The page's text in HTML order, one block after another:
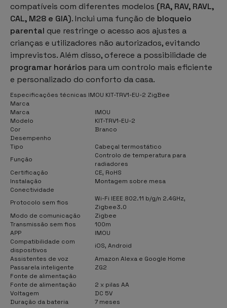
compatíveis com diferentes modelos (RA, RAV, RAVL,
CAL, M28 e GIA). Inclui uma função de bloqueio
parental que restringe o acesso aos ajustes a
crianças e utilizadores não autorizados, evitando
imprevistos. Além disso, oferece a possibilidade de
programar horários para um controlo mais eficiente
e personalizado do conforto da casa.
Especificações técnicas IMOU KIT-TRV1-EU-2 ZigBee
Marca
Marca
IMOU
Modelo
KIT-TRV1-EU-2
Cor
Branco
Desempenho
Tipo
Cabeçal termostático
Função
Controlo de temperatura para
radiadores
Certificação
CE, RoHS
Instalação
Montagem sobre mesa
Conectividade
Protocolo sem fios
Wi-Fi IEEE 802.11 b/g/n 2.4GHz,
Zigbee3.0
Modo de comunicação
Zigbee
Transmissão sem fios
100m
APP
IMOU
Compatibilidade com
dispositivos
iOS, Android
Assistentes de voz
Amazon Alexa e Google Home
Passarela inteligente
ZG2
Fonte de alimentação
Fonte de alimentação
2 x pilas AA
Voltagem
DC 5V
Duração da bateria
7 meses